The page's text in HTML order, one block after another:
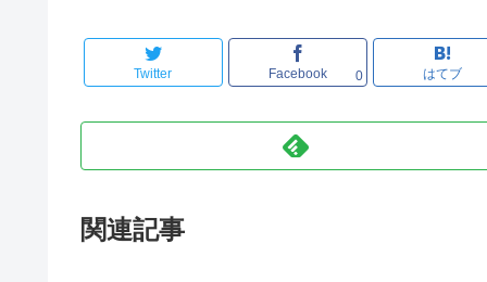
Twitter Facebook 0 はてブ
関連記事